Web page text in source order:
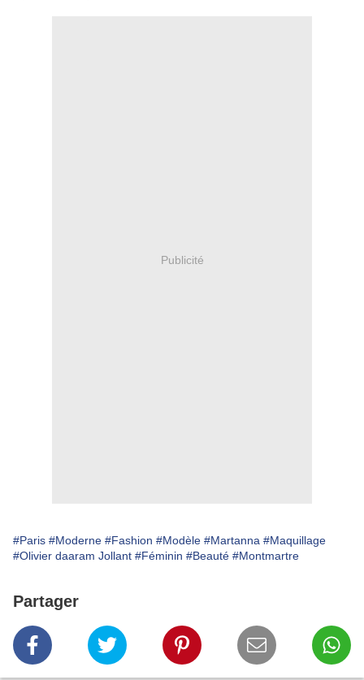
Publicité
#Paris #Moderne #Fashion #Modèle #Martanna #Maquillage
#Olivier daaram Jollant #Féminin #Beauté #Montmartre
Partager